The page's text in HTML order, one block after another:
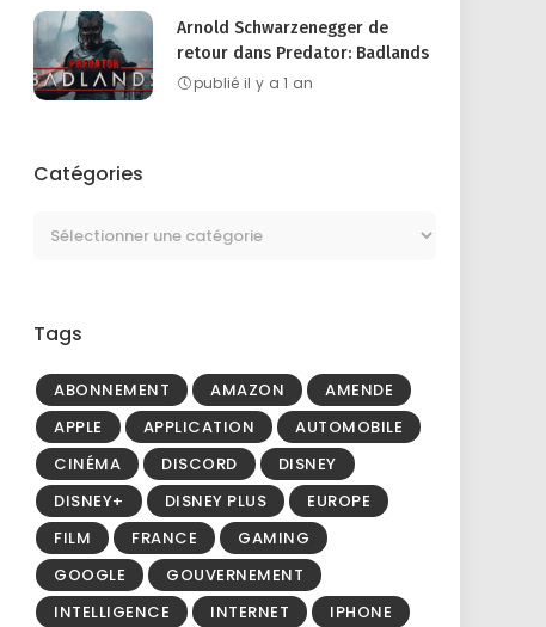
Arnold Schwarzenegger de
retour dans Predator: Badlands
publié il y a 1 an
Catégories
Tags
ABONNEMENT AMAZON
AMENDE
APPLE
APPLICATION
AUTOMOBILE
CINÉMA
DISCORD
DISNEY
DISNEY+
DISNEY PLUS
EUROPE
FILM
FRANCE
GAMING
GOOGLE
GOUVERNEMENT
INTELLIGENCE
INTERNET
IPHONE